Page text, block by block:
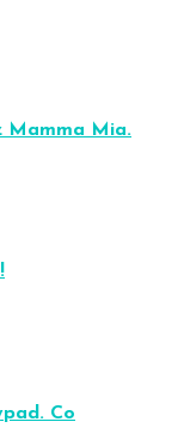
Mamma Mia.
Co